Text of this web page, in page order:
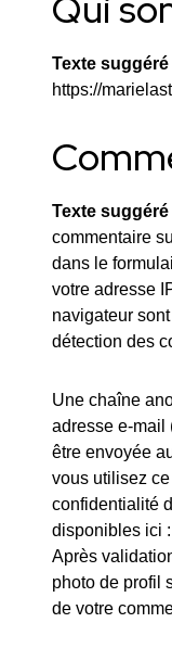
Texte suggéré
https://
Texte suggéré
commentaire
dans le
votre adresse
navigateur
détection des
Une chaîne
adresse e-mail
être envoyée
vous utilisez
confidentialité
disponibles ici
Après
photo de profil
de votre